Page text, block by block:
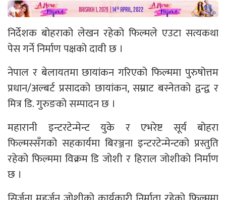
निर्देशक बोहराको लेखन रहेको फिल्मले एउटा सत्यकथा
पेस गर्ने निर्माण पक्षको दावी छ ।
नेपाल र बेलायतमा छायांकन गरिएको फिल्ममा पुरुषोत्तम
प्रधान/अल्बर्ट प्रसादको छायांकन, सम्राट बस्नेतको द्वन्द्व र
मित्र डि. गुरुङको सम्पादन छ ।
महारानी इन्टरटेन्मेन्ट युके र एभरेष्ट सूर्य बोहरा
फिल्मस्सँगको सहकार्यमा बिरञ्जना इन्टरटेन्मेन्टको प्रस्तुति
रहेको फिल्ममा विक्रम डि जोशी र हिराल जोशीको निर्माण
छ ।